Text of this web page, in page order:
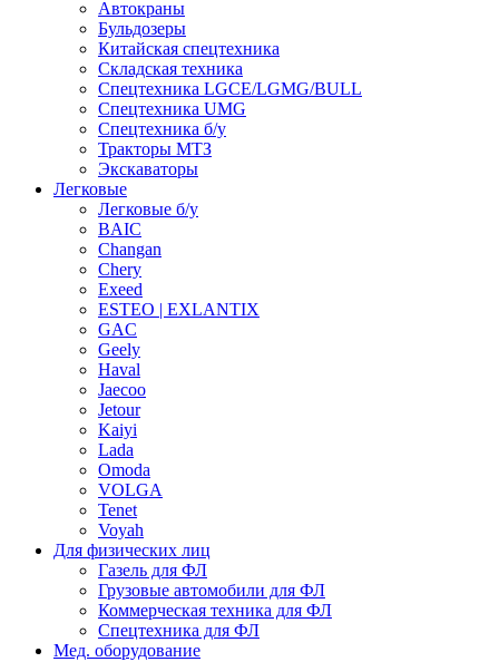
Автокраны
Бульдозеры
Китайская спецтехника
Складская техника
Спецтехника LGCE/LGMG/BULL
Спецтехника UMG
Спецтехника б/у
Тракторы МТЗ
Экскаваторы
Легковые
Легковые б/у
BAIC
Changan
Chery
Exeed
ESTEO | EXLANTIX
GAC
Geely
Haval
Jaecoo
Jetour
Kaiyi
Lada
Omoda
VOLGA
Tenet
Voyah
Для физических лиц
Газель для ФЛ
Грузовые автомобили для ФЛ
Коммерческая техника для ФЛ
Спецтехника для ФЛ
Мед. оборудование